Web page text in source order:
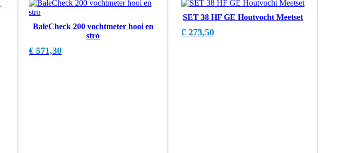
BaleCheck 200 vochtmeter hooi en
stro
€ 571,30
SET 38 HF GE Houtvocht Meetset
€ 273,50